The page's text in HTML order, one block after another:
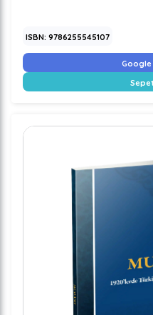
ISBN: 9786255545107